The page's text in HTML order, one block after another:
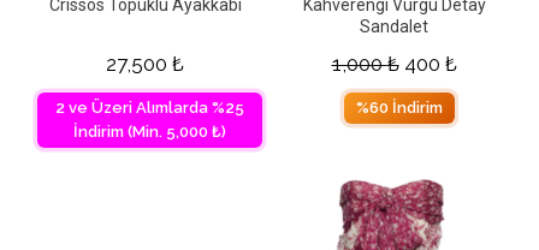
Crissos Topuklu Ayakkabı
27,500 ₺
2 ve Üzeri Alımlarda %25
İndirim (Min. 5,000 ₺)
Kahverengi Vurgu Detay
Sandalet
1,000₺ 400 ₺
%60 İndirim